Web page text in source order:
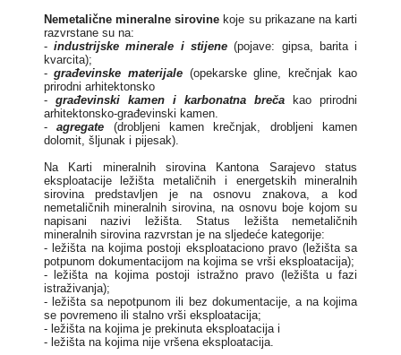
Nemetalične mineralne sirovine koje su prikazane na karti
razvrstane su na:
-industrijske minerale i stijene (pojave: gipsa, barita i
kvarcita);
-građevinske materijale(opekarske gline, krečnjak kao
prirodni arhitektonsko
- građevinski kamen i karbonatna breča kao prirodni
arhitektonsko-građevinski kamen.
-agregate (drobljeni kamen krečnjak, drobljeni kamen
dolomit, šljunak i pijesak).
Na Karti mineralnih sirovina Kantona Sarajevo status
eksploatacije ležišta metaličnih i energetskih mineralnih
sirovina predstavljen je na osnovu znakova, a kod
nemetaličnih mineralnih sirovina, na osnovu boje kojom su
napisani nazivi ležišta. Status ležišta nemetaličnih
mineralnih sirovina razvrstan je na sljedeće kategorije:
- ležišta na kojima postoji eksploataciono pravo (ležišta sa
potpunom dokumentacijom na kojima se vrši eksploatacija);
- ležišta na kojima postoji istražno pravo (ležišta u fazi
istraživanja);
- ležišta sa nepotpunom ili bez dokumentacije, a na kojima
se povremeno ili stalno vrši eksploatacija;
- ležišta na kojima je prekinuta eksploatacija i
- ležišta na kojima nije vršena eksploatacija.